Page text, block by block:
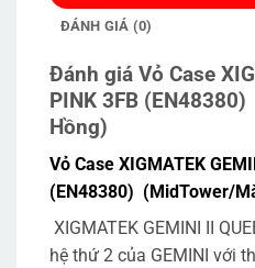
ĐÁNH GIÁ (0)
Đánh giá Vỏ Case
PINK 3FB
Hồng)
Vỏ Case XIGMATEK
(EN48380) (MidTower/
XIGMATEK GEMINI II
hệ thứ 2 của GEMINI với